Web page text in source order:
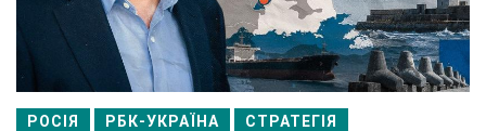
РОСІЯ РБК-УКРАЇНА СТРАТЕГІЯ